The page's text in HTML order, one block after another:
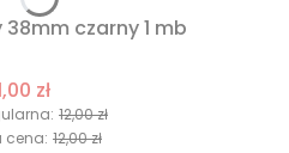
czarny 1 mb
zł
12,00 zł
cena: 12,00 zł